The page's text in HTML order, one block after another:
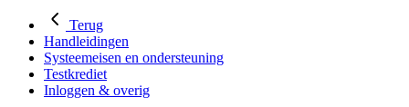
Terug
Handleidingen
Systeemeisen en ondersteuning
Testkrediet
Inloggen & overig